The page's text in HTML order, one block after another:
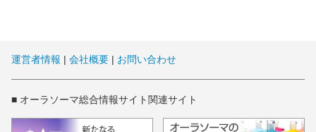
運営者情報 | 会社概要 | お問い合わせ
■ オーラソーマ総合情報サイト関連サイト